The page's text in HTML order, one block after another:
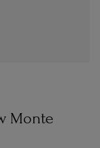
Monte